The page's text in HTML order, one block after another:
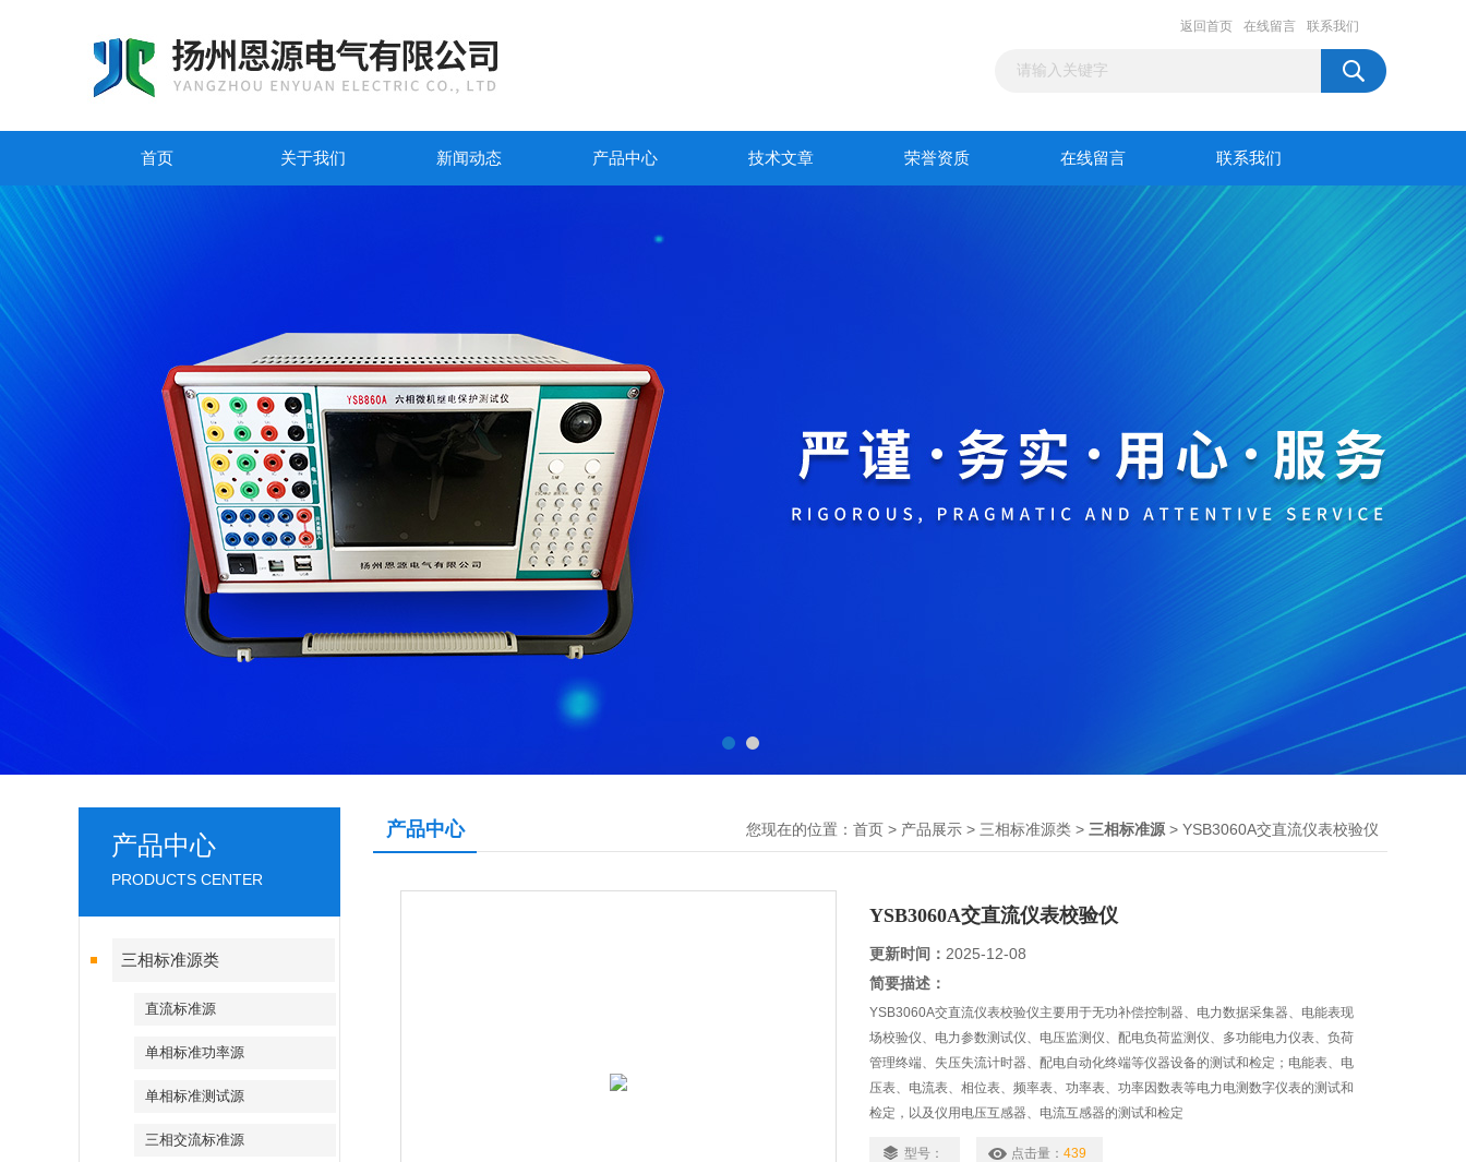
返回首页 在线留言 联系我们
首页 关于我们 新闻动态 产品中心 技术文章 荣誉资质 在线留言 联系我们
产品中心
PRODUCTS CENTER
三相标准源类
直流标准源
单相标准功率源
单相标准测试源
三相交流标准源
产品中心 您现在的位置： 首页 > 产品展示 > 三相标准源类 > 三相标准源 > YSB3060A交直流仪表校验仪
YSB3060A交直流仪表校验仪
更新时间： 2025-12-08
简要描述：
YSB3060A交直流仪表校验仪主要用于无功补偿控制器、电力数据采集器、电能表现
场校验仪、电力参数测试仪、电压监测仪、配电负荷监测仪、多功能电力仪表、负荷
管理终端、失压失流计时器、配电自动化终端等仪器设备的测试和检定；电能表、电
压表、电流表、相位表、频率表、功率表、功率因数表等电力电测数字仪表的测试和
检定，以及仪用电压互感器、电流互感器的测试和检定
型号： 点击量： 439